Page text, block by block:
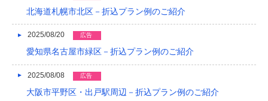
2017/08
2017/06
2017/05
2017/04
北海道札幌市北区－折込プラン例のご紹介
2025/08/20 広告
愛知県名古屋市緑区－折込プラン例のご紹介
2025/08/08 広告
大阪市平野区・出戸駅周辺－折込プラン例のご紹介